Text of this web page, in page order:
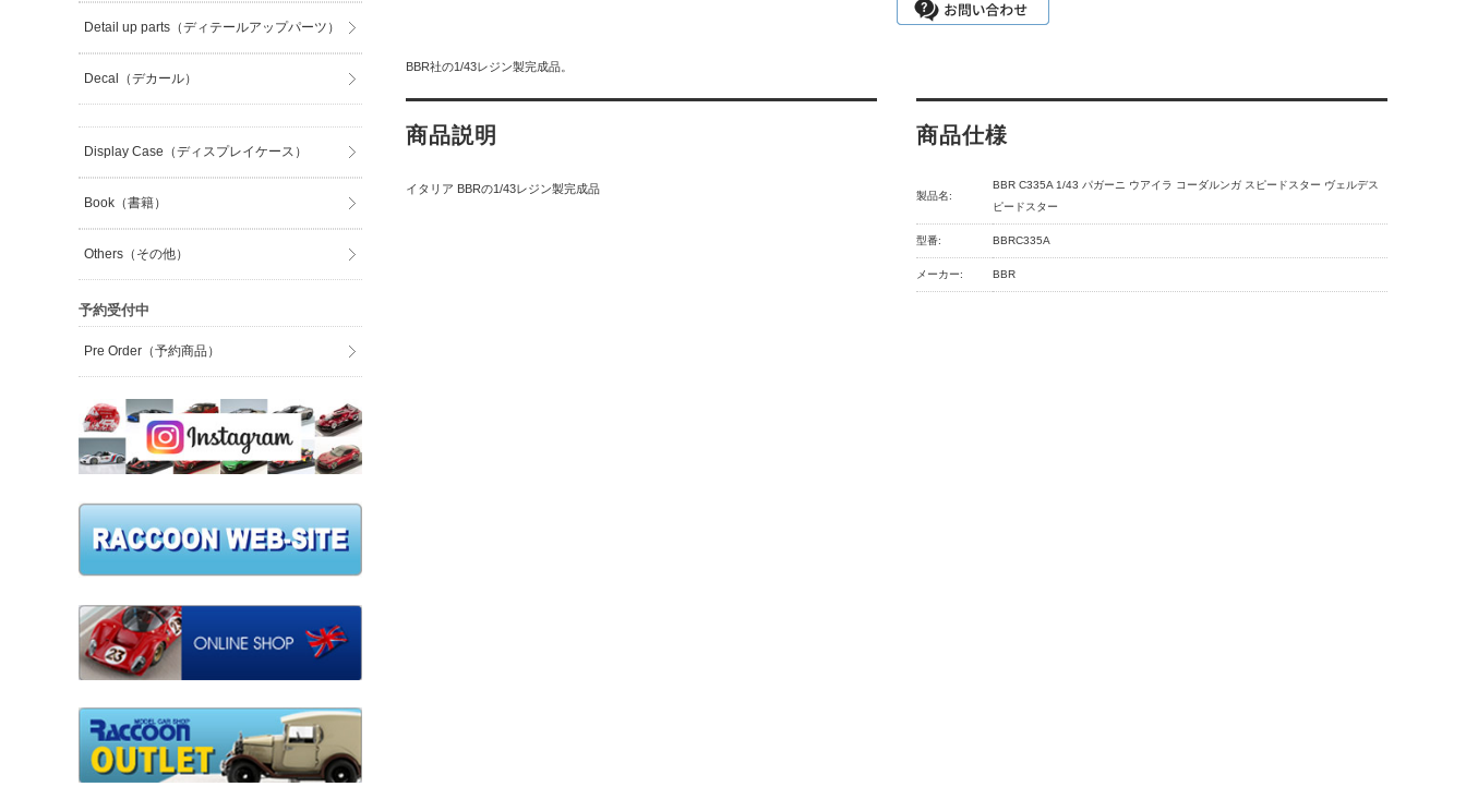
BBR社の1/43レジン製完成品。
商品説明
イタリア BBRの1/43レジン製完成品
商品仕様
製品名:
BBR C335A 1/43 パガーニ ウアイラ コーダルンガ スピードスター ヴェルデス
ピードスター
型番: BBRC335A
メーカー: BBR
Detail up parts（ディテールアップパーツ）
Decal（デカール）
Display Case（ディスプレイケース）
Book（書籍）
Others（その他）
予約受付中
Pre Order（予約商品）